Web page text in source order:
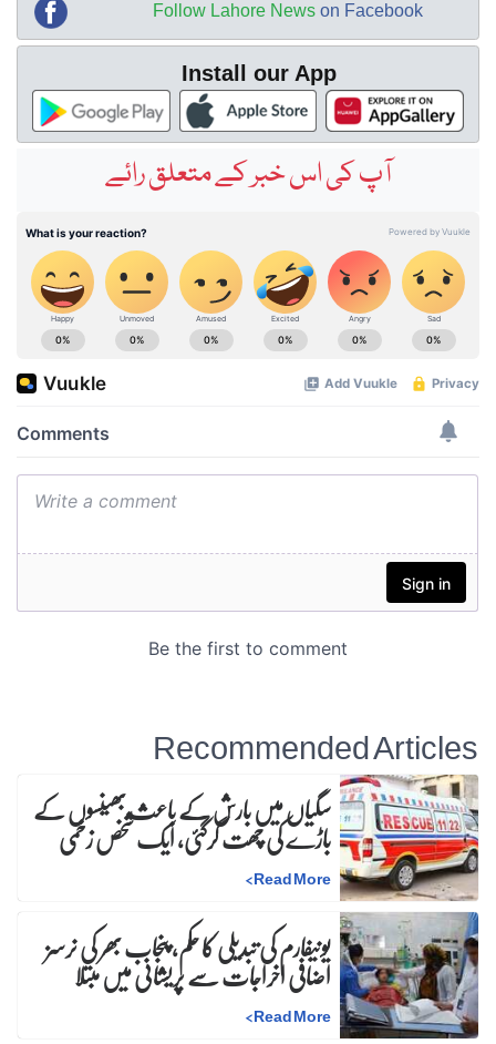
Follow Lahore News on Facebook
Install our App
آپ کی اس خبر کے متعلق رائے
Recommended Articles
سگیاں میں بارش کے باعث بھینسوں کے
باڑے کی چھت گرگئی، ایک شخص زخمی
Read More
>
یونیفارم کی تبدیلی کا حکم، پنجاب بھر کی نرسز
اضافی اخراجات سے پریشانی میں مبتلا
Read More
>